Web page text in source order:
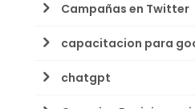
Campañas en Twitter
capacitacion para
chatgpt